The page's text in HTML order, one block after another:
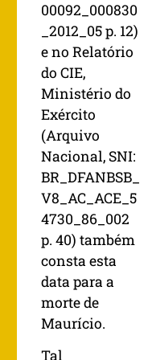
00092_000830
_2012_05 p. 12)
e no Relatório
do CIE,
Ministério do
Exército
(Arquivo
Nacional, SNI:
BR_DFANBSB_
V8_AC_ACE_5
4730_86_002
p. 40) também
consta esta
data para a
morte de
Maurício.
Tal